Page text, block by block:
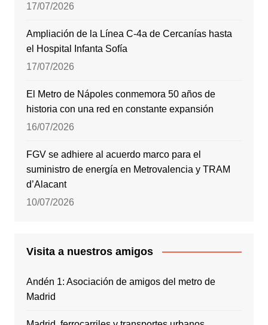
17/07/2026
Ampliación de la Línea C-4a de Cercanías hasta
el Hospital Infanta Sofía
17/07/2026
El Metro de Nápoles conmemora 50 años de
historia con una red en constante expansión
16/07/2026
FGV se adhiere al acuerdo marco para el
suministro de energía en Metrovalencia y TRAM
d’Alacant
10/07/2026
Visita a nuestros amigos
Andén 1: Asociación de amigos del metro de
Madrid